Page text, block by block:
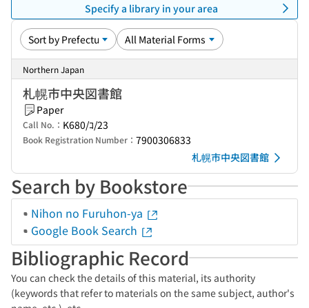
Specify a library in your area
Northern Japan
札幌市中央図書館
Paper
Call No.： K680/ｺ/23
Book Registration Number： 7900306833
札幌市中央図書館
Search by Bookstore
Nihon no Furuhon-ya
Google Book Search
Bibliographic Record
You can check the details of this material, its authority
(keywords that refer to materials on the same subject, author's